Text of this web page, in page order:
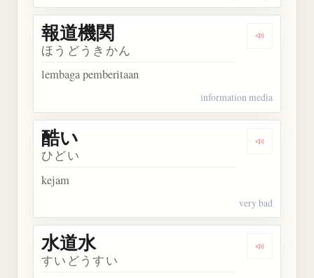
Dengarkan
報道機関
ほうどうきかん
lembaga pemberitaan
information media
Dengarkan
酷い
ひどい
kejam
very bad
Dengarkan
水道水
すいどうすい